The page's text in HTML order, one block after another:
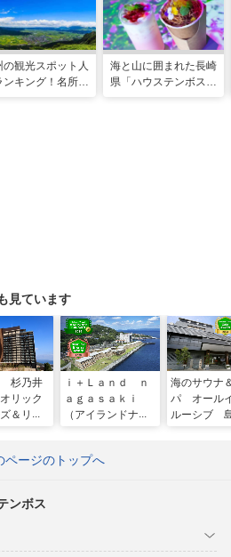
の観光スポット人
ンキング！名所も
海と山に囲まれた長崎
県「ハウステンボス」
見ています
杉乃井
リック
＆リゾ
ｉ＋Ｌａｎｄ ｎ
ａｇａｓａｋｉ
（アイランドナガ
海のサウナ
パ オール
ルーシブ
ページのトップへ
ンボス